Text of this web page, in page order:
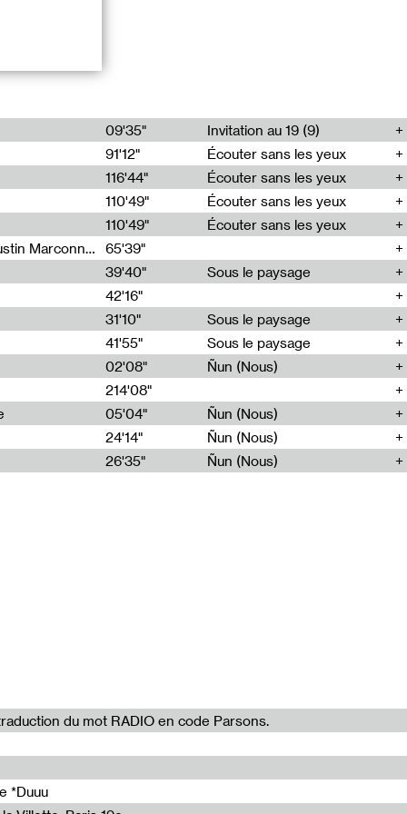
been
For the
in
in
others come
on
Mixage :
Français.
09'35"
Invitation au 19 (9)
91'12"
Écouter sans les yeux
116'44"
Écouter sans les yeux
110'49"
Écouter sans les yeux
110'49"
Écouter sans les yeux
Sarah Tritz, Elene Lapiashivili, Justin Marconnet, Mateo Cuche, Esther Lechevalier, Suzie Lecroart, Romance Castelet
65'39"
39'40"
Sous le paysage
42'16"
31'10"
Sous le paysage
41'55"
Sous le paysage
02'08"
Ñun (Nous)
214'08"
05'04"
Ñun (Nous)
24'14"
Ñun (Nous)
26'35" Ñun (Nous)
du mot RADIO en code Parsons.
*Duuu